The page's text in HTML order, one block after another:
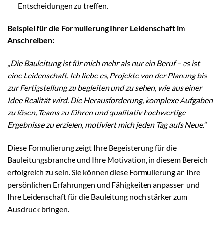
Entscheidungen zu treffen.
Beispiel für die Formulierung Ihrer Leidenschaft im
Anschreiben:
„Die Bauleitung ist für mich mehr als nur ein Beruf – es ist
eine Leidenschaft. Ich liebe es, Projekte von der Planung bis
zur Fertigstellung zu begleiten und zu sehen, wie aus einer
Idee Realität wird. Die Herausforderung, komplexe Aufgaben
zu lösen, Teams zu führen und qualitativ hochwertige
Ergebnisse zu erzielen, motiviert mich jeden Tag aufs Neue.“
Diese Formulierung zeigt Ihre Begeisterung für die
Bauleitungsbranche und Ihre Motivation, in diesem Bereich
erfolgreich zu sein. Sie können diese Formulierung an Ihre
persönlichen Erfahrungen und Fähigkeiten anpassen und
Ihre Leidenschaft für die Bauleitung noch stärker zum
Ausdruck bringen.